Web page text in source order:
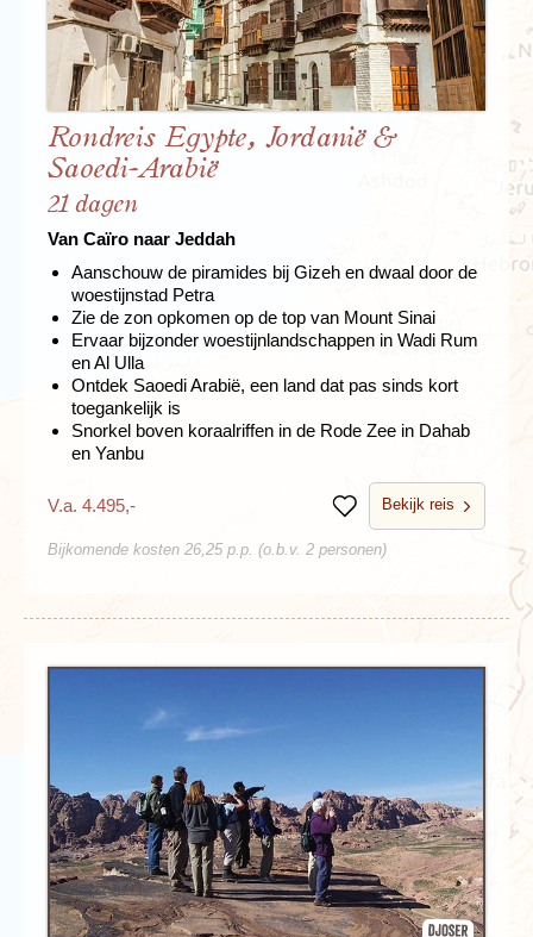
Rondreis Egypte, Jordanië &
Saoedi-Arabië
21 dagen
Van Caïro naar Jeddah
Aanschouw de piramides bij Gizeh en dwaal door de
woestijnstad Petra
Zie de zon opkomen op de top van Mount Sinai
Ervaar bijzonder woestijnlandschappen in Wadi Rum
en Al Ulla
Ontdek Saoedi Arabië, een land dat pas sinds kort
toegankelijk is
Snorkel boven koraalriffen in de Rode Zee in Dahab
en Yanbu
V.a. 4.495,- BewarenBekijk reis
Bijkomende kosten 26,25 p.p. (o.b.v. 2 personen)